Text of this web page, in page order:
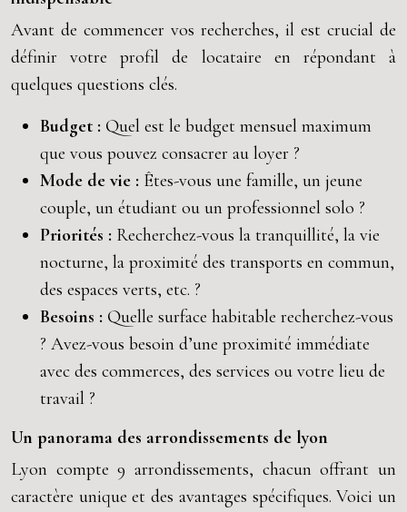
Avant de commencer vos recherches, il est crucial de
définir votre profil de locataire en répondant à
quelques questions clés.
Budget : Quel est le budget mensuel maximum
que vous pouvez consacrer au loyer ?
Mode de vie : Êtes-vous une famille, un jeune
couple, un étudiant ou un professionnel solo ?
Priorités : Recherchez-vous la tranquillité, la vie
nocturne, la proximité des transports en commun,
des espaces verts, etc. ?
Besoins : Quelle surface habitable recherchez-vous
? Avez-vous besoin d’une proximité immédiate
avec des commerces, des services ou votre lieu de
travail ?
Un panorama des arrondissements de lyon
Lyon compte 9 arrondissements, chacun offrant un
caractère unique et des avantages spécifiques. Voici un